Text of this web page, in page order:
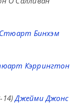
Стюарт Бинхэм
Кэррингтон
14)Джейми Джонс